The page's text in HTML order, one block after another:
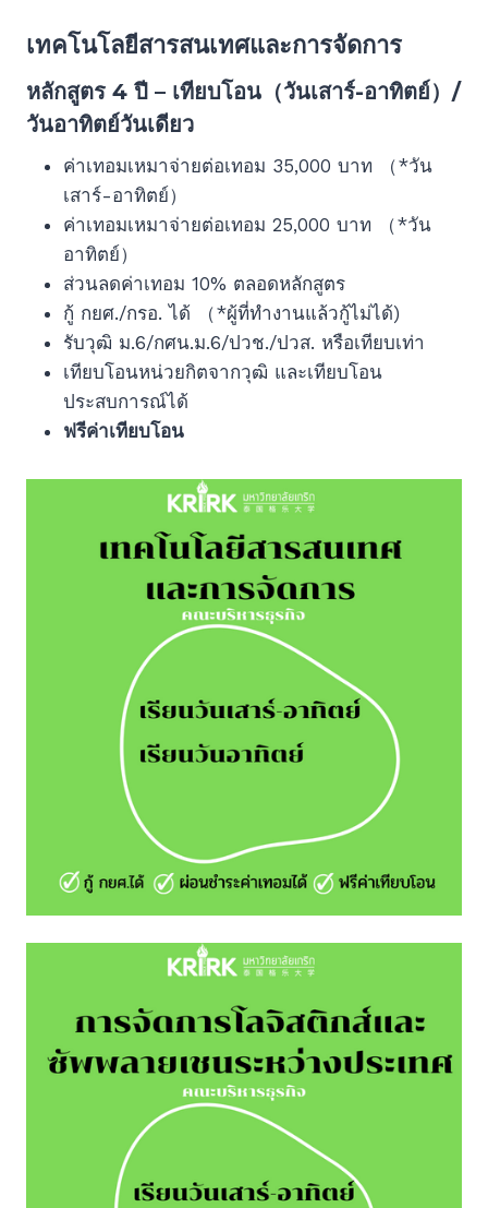
เทคโนโลยีสารสนเทศและการจัดการ
หลักสูตร 4 ปี – เทียบโอน（วันเสาร์-อาทิตย์）/
วันอาทิตย์วันเดียว
ค่าเทอมเหมาจ่ายต่อเทอม 35,000 บาท （*วัน
เสาร์-อาทิตย์）
ค่าเทอมเหมาจ่ายต่อเทอม 25,000 บาท （*วัน
อาทิตย์）
ส่วนลดค่าเทอม 10% ตลอดหลักสูตร
กู้ กยศ./กรอ. ได้ （*ผู้ที่ทำงานแล้วกู้ไม่ได้)
รับวุฒิ ม.6/กศน.ม.6/ปวช./ปวส. หรือเทียบเท่า
เทียบโอนหน่วยกิตจากวุฒิ และเทียบโอน
ประสบการณ์ได้
ฟรีค่าเทียบโอน